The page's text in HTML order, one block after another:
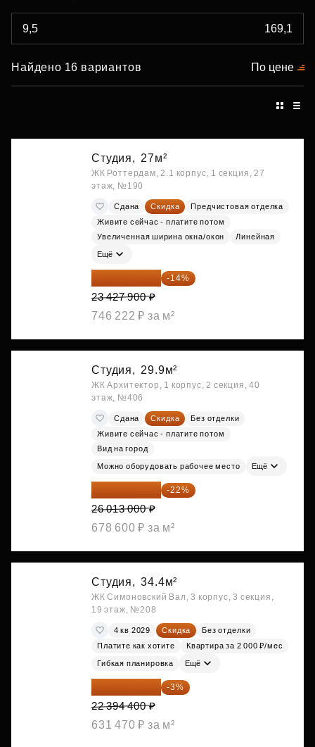
Найдено 16 вариантов По цене
Студия, 27м²
ЖК Роттердам, 2.1 корпус, 1 секция, 27
этаж, №190
Сдана Скидка
Предчистовая отделка
Живите сейчас - платите потом
Увеличенная ширина окна/окон
Линейная
Ещё
20 147 994 ₽ -14%
23 427 900 ₽
746 222 ₽ за м²
Студия, 29.9м²
ЖК Архитектор, 1 корпус, 2 секция, 40
этаж, №406
Сдана Скидка
Без отделки
Живите сейчас - платите потом
Вид на город
Можно оборудовать рабочее место Ещё
20 290 140 ₽ -22%
26 013 000 ₽
678 600 ₽ за м²
Студия, 34.4м²
ЖК Симоновский Вал, 3 корпус, 3 секция,
19 этаж, №208
4 кв 2029 Скидка
Без отделки
Платите как хотите
Квартира за 2 000 ₽/мес
Гибкая планировка Ещё
21 722 568 ₽ -3%
22 394 400 ₽
631 470 ₽ за м²